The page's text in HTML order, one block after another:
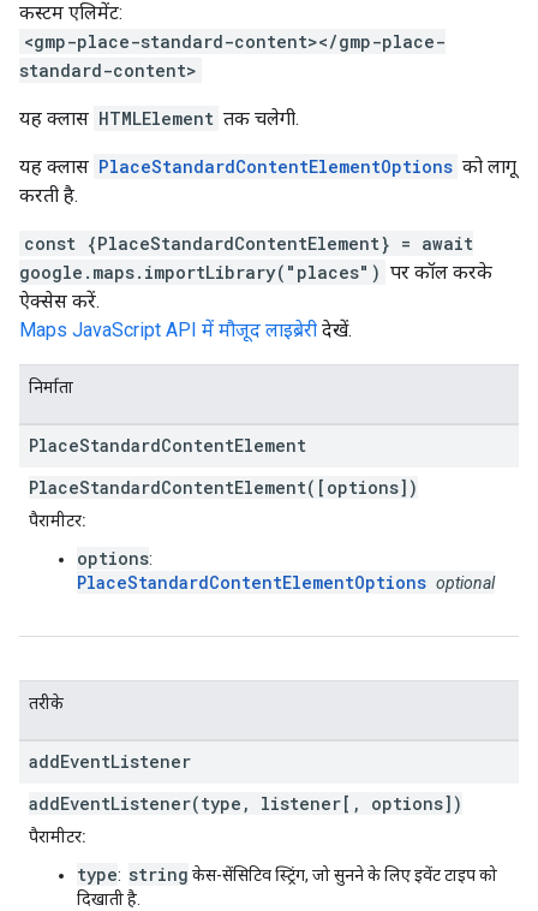
कस्टम एलिमेंट:
<gmp-place-standard-content></gmp-place-
standard-content>
यह क्लास HTMLElement तक चलेगी.
यह क्लास PlaceStandardContentElementOptions को लागू
करती है.
const {PlaceStandardContentElement} = await
google.maps.importLibrary("places") पर कॉल करके
ऐक्सेस करें.
Maps JavaScript API में मौजूद लाइब्रेरी देखें.
निर्माता
PlaceStandardContentElement
PlaceStandardContentElement([options])
पैरामीटर:
options:
PlaceStandardContentElementOptions optional
तरीके
addEventListener
addEventListener(type, listener[, options])
पैरामीटर:
type: string केस-सेंसिटिव स्ट्रिंग, जो सुनने के लिए इवेंट टाइप को
दिखाती है.